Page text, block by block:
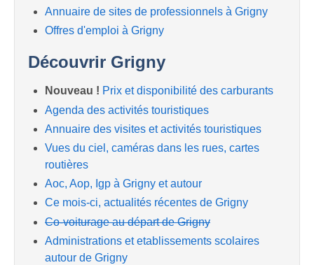
Annuaire de sites de professionnels à Grigny
Offres d'emploi à Grigny
Découvrir Grigny
Nouveau ! Prix et disponibilité des carburants
Agenda des activités touristiques
Annuaire des visites et activités touristiques
Vues du ciel, caméras dans les rues, cartes
routières
Aoc, Aop, Igp à Grigny et autour
Ce mois-ci, actualités récentes de Grigny
Co-voiturage au départ de Grigny
Administrations et etablissements scolaires
autour de Grigny